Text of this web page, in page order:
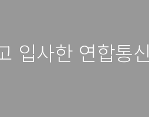
입사한 연합통신